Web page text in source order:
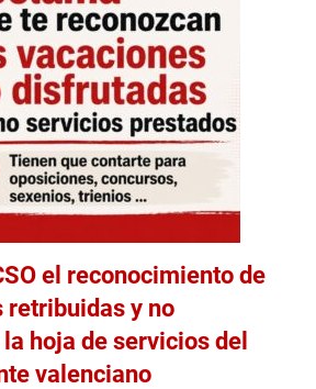
el reconocimiento de
retribuidas y no
hoja de servicios del
valenciano